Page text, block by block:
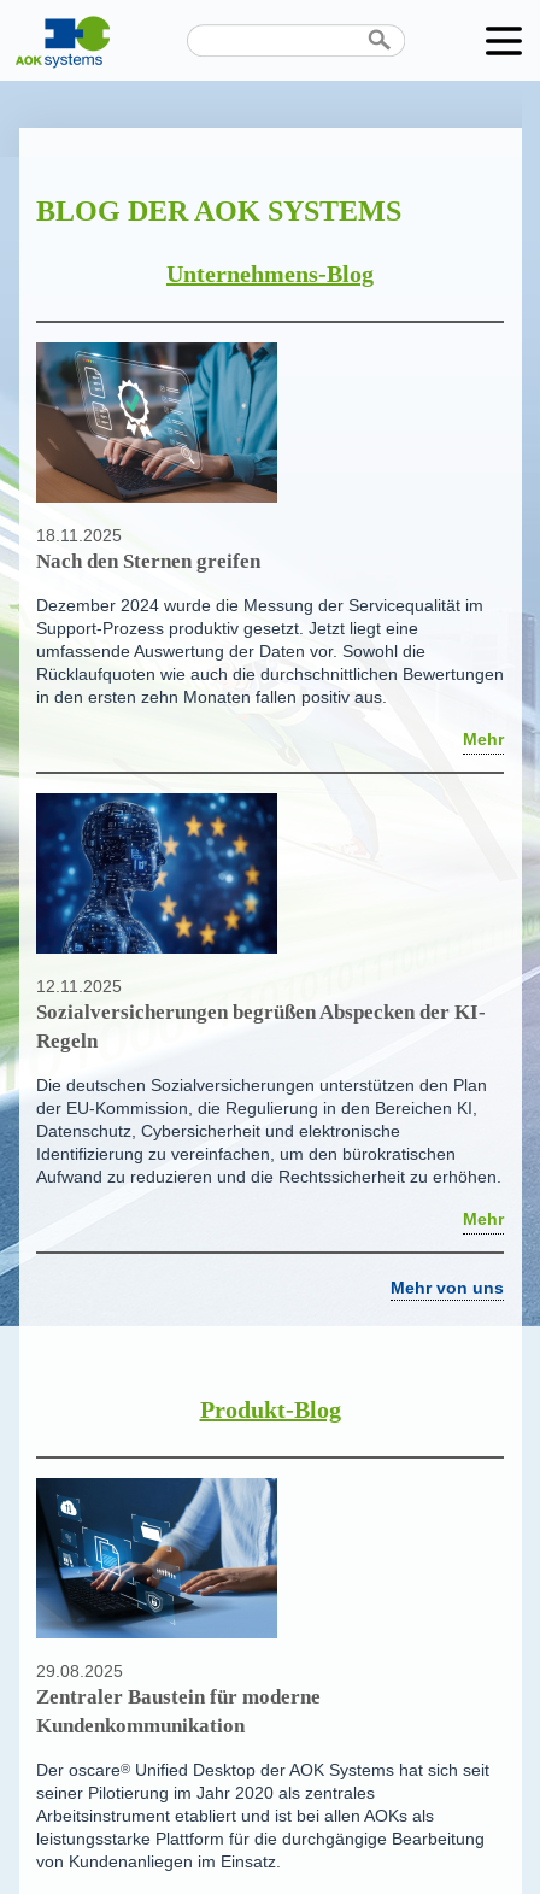
BLOG DER AOK SYSTEMS
Unternehmens-Blog
18.11.2025
Nach den Sternen greifen
Dezember 2024 wurde die Messung der Servicequalität im
Support-Prozess produktiv gesetzt. Jetzt liegt eine
umfassende Auswertung der Daten vor. Sowohl die
Rücklaufquoten wie auch die durchschnittlichen Bewertungen
in den ersten zehn Monaten fallen positiv aus.
Mehr
12.11.2025
Sozialversicherungen begrüßen Abspecken der KI-
Regeln
Die deutschen Sozialversicherungen unterstützen den Plan
der EU-Kommission, die Regulierung in den Bereichen KI,
Datenschutz, Cybersicherheit und elektronische
Identifizierung zu vereinfachen, um den bürokratischen
Aufwand zu reduzieren und die Rechtssicherheit zu erhöhen.
Mehr
Mehr von uns
Produkt-Blog
29.08.2025
Zentraler Baustein für moderne
Kundenkommunikation
Der oscare® Unified Desktop der AOK Systems hat sich seit
seiner Pilotierung im Jahr 2020 als zentrales
Arbeitsinstrument etabliert und ist bei allen AOKs als
leistungsstarke Plattform für die durchgängige Bearbeitung
von Kundenanliegen im Einsatz.
Karriere
Termine
Kontakt
Datenschutz